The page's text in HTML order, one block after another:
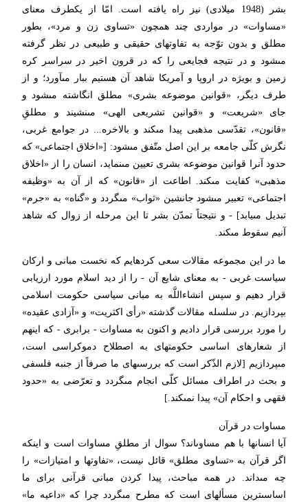
بشر (1948 میلادى) نیز راه یافته است. امّا از یك‏طرف معناى
«مساوات» در مواردى چند همچون «تساوى زن و مرد»، بطور
مطلق و بدون توّجه به تفاوتهاى حقیقى و طبیعى در نظر گرفته
مى‏شود و در نتیجه فجایعى را كه در قرون اخیر در سراسر كره
زمین و بویژه در اروپا و آمریكا شاهد آن هستیم ببار مى‏آورد؛ و از
طرف دیگر، «قوانین موضوعه بشرى» مطلق انگاشته مى‏شود و
جاى «شریعت» و «قوانین تشریعى الهى» مى‏نشیند و مطلقِ
«قانون»، تقدّسى مذهبى پیدا مى‏كند و بالاخره... در جوامع غربى،
نگرش كلّى جامعه بر این اصل متّفق مى‏شود: [«اخلاق اجتماعى» كه
حدود آنرا قوانین موضوعه بشرى تعیین مى‏نماید، انسان را از «اخلاق
مذهبى» كفایت مى‏كند. اطاعت از «قانون» كه از آن به «وظیفه
اجتماعى» تعبیر مى‏شود جانشین «ثواب» مى‏گردد و «گناه» به «جرم»
تبدیل مى‏یابد] - و نتیجتاً تمدّن بشر تا این مرحله از زوال كه شاهد
آنیم سقوط مى‏كند.
ما در این مجموعه مقالات سعى كرده‏ایم كه نخست مبانى و اركان
سیاست غربى - به معناى شایع آن - را از دید اسلام مورد ارزیابى
قرار دهیم و سپس ان‏شاءاللَّه به مبانى سیاسى حكومت اسلامى
بپردازیم. در سلسله مقالات گذشته «رأى اكثریت» و «آزادى عقیده»
را مورد بررسى قرار دادیم و اكنون به مساوات - برابرى - كه اینهم
از شعارهاى اساسى حكومتهاى به اصطلاح دموكراسى است،
مى‏پردازیم [لازم الذّكر است كه بررسى‏هاى ما صرفاً از جنبه فلسفى
و بحث در اطراف مسائل كلّى انجام مى‏گردد و تعرّضى به «حدود
فقهى و احكام آن» پیدا نمى‏كند.]
مساوات در قرآن‏
آیا انسانها با هم مساوى‏اند؟ سوال از مطلقِ مساوات است و اینكه
اگر قرآن به «تساوى مطلق» قائل نیست، «تفاوت‏ها و امتیازات» را
چه مى‏داند. در همه مباحث، پیدا كردن مبانى قرآنى براى ما
اساسى‏ترین مسأله‏اى است كه مطرح مى‏گردد چرا كه «داعیه ما»